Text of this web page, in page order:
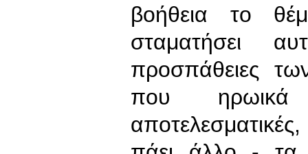
βοήθεια το
σταματήσει
προσπάθειες
που ηρωικά